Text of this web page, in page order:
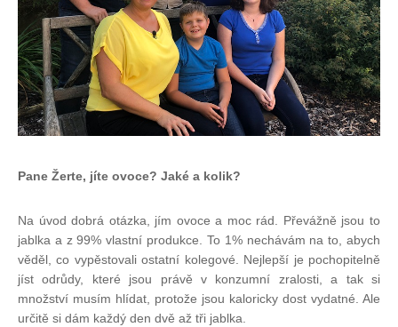
Pane Žerte, jíte ovoce? Jaké a kolik?
Na úvod dobrá otázka, jím ovoce a moc rád. Převážně jsou to
jablka a z 99% vlastní produkce. To 1% nechávám na to, abych
věděl, co vypěstovali ostatní kolegové. Nejlepší je pochopitelně
jíst odrůdy, které jsou právě v konzumní zralosti, a tak si
množství musím hlídat, protože jsou kaloricky dost vydatné. Ale
určitě si dám každý den dvě až tři jablka.